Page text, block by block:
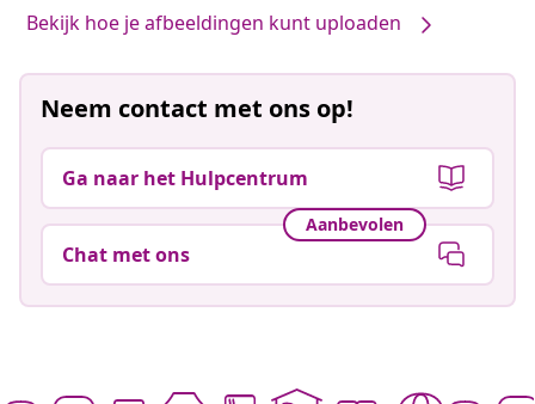
Bekijk hoe je afbeeldingen kunt uploaden
Neem contact met ons op!
Ga naar het Hulpcentrum
Aanbevolen
Chat met ons